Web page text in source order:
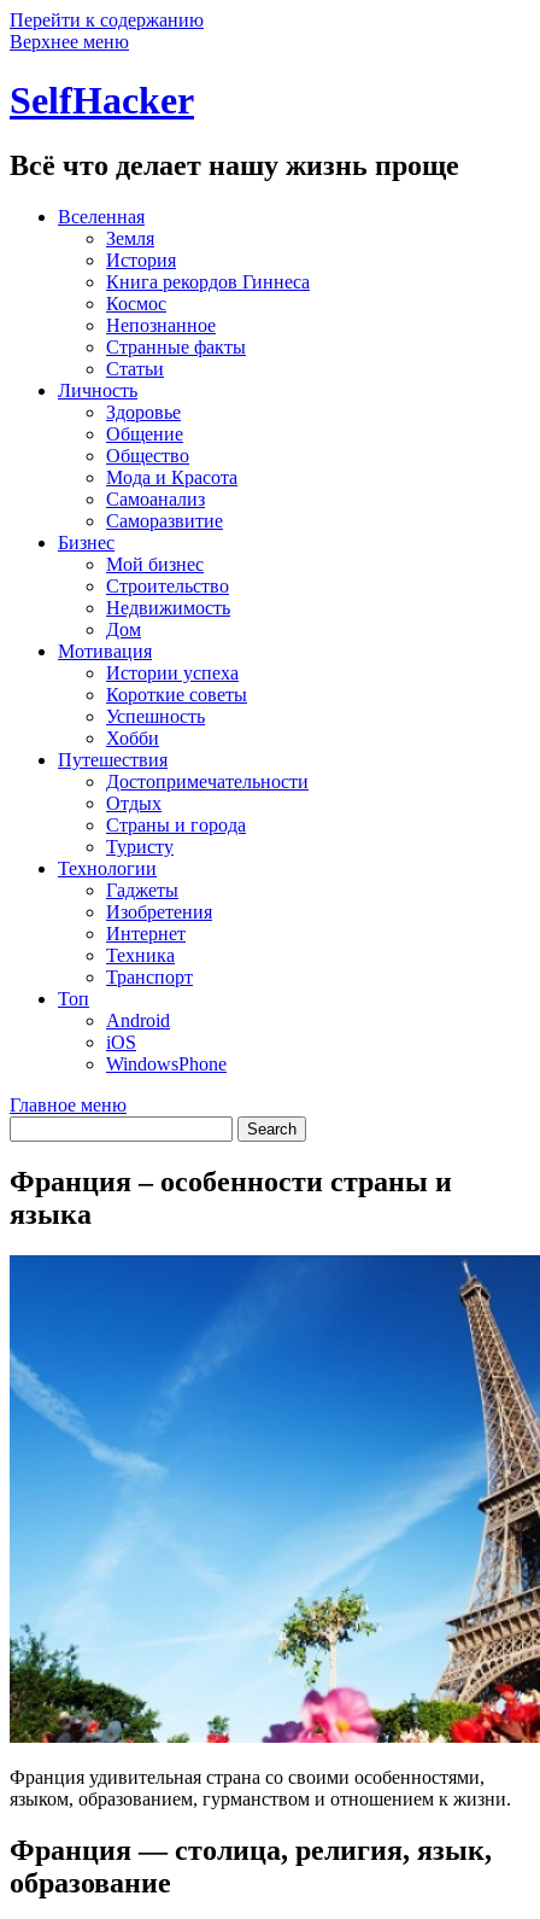
Перейти к содержанию
Верхнее меню
SelfHacker
Всё что делает нашу жизнь проще
Вселенная
Земля
История
Книга рекордов Гиннеса
Космос
Непознанное
Странные факты
Статьи
Личность
Здоровье
Общение
Общество
Мода и Красота
Самоанализ
Саморазвитие
Бизнес
Мой бизнес
Строительство
Недвижимость
Дом
Мотивация
Истории успеха
Короткие советы
Успешность
Хобби
Путешествия
Достопримечательности
Отдых
Страны и города
Туристу
Технологии
Гаджеты
Изобретения
Интернет
Техника
Транспорт
Топ
Android
iOS
WindowsPhone
Главное меню
Франция – особенности страны и
языка
Франция удивительная страна со своими особенностями,
языком, образованием, гурманством и отношением к жизни.
Франция — столица, религия, язык,
образование